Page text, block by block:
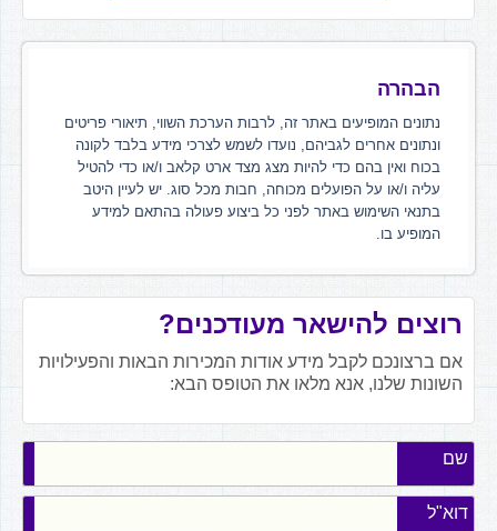
הבהרה
נתונים המופיעים באתר זה, לרבות הערכת השווי, תיאורי פריטים
ונתונים אחרים לגביהם, נועדו לשמש לצרכי מידע בלבד לקונה
בכוח ואין בהם כדי להיות מצג מצד ארט קלאב ו/או כדי להטיל
עליה ו/או על הפועלים מכוחה, חבות מכל סוג. יש לעיין היטב
בתנאי השימוש באתר לפני כל ביצוע פעולה בהתאם למידע
המופיע בו.
רוצים להישאר מעודכנים?
אם ברצונכם לקבל מידע אודות המכירות הבאות והפעילויות
השונות שלנו, אנא מלאו את הטופס הבא:
שם
דוא"ל